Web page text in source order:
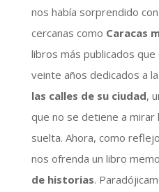
nos había sorprendido
cercanas como Caracas
libros más publicados
veinte años dedicados a
las calles de su ciudad,
que no se detiene a
suelta. Ahora, como
nos ofrenda un libro
de historias.